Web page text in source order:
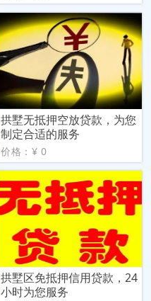
拱墅无抵押空放贷款，为您
制定合适的服务
价格：¥ 0
拱墅区免抵押信用贷款，24
小时为您服务